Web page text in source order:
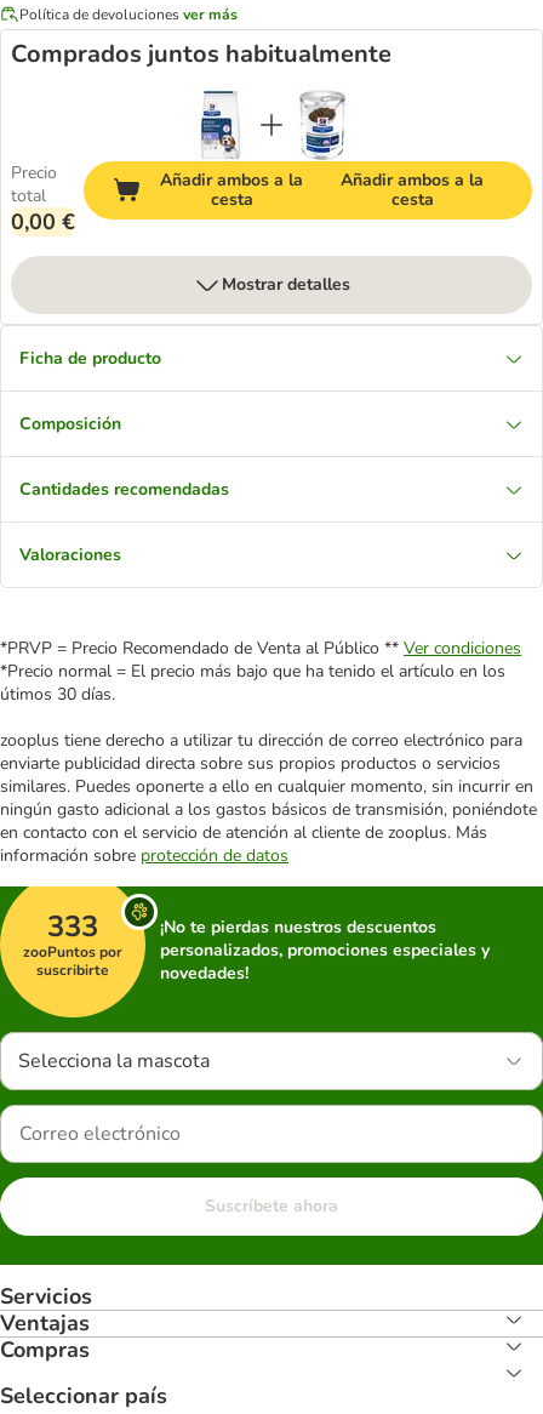
Política de devolucionesver más
Comprados juntos habitualmente
Precio
total
0,00 €
Añadir ambos a la
cesta
Añadir ambos a la
cesta
Mostrar detalles
Ficha de producto
Composición
Cantidades recomendadas
Valoraciones
*PRVP = Precio Recomendado de Venta al Público ** Ver condiciones
*Precio normal = El precio más bajo que ha tenido el artículo en los
útimos 30 días.
zooplus tiene derecho a utilizar tu dirección de correo electrónico para
enviarte publicidad directa sobre sus propios productos o servicios
similares. Puedes oponerte a ello en cualquier momento, sin incurrir en
ningún gasto adicional a los gastos básicos de transmisión, poniéndote
en contacto con el servicio de atención al cliente de zooplus. Más
información sobre protección de datos
333
zooPuntos por
suscribirte
¡No te pierdas nuestros descuentos
personalizados, promociones especiales y
novedades!
Selecciona la mascota
Suscríbete ahora
Servicios
Ventajas
Compras
Seleccionar país